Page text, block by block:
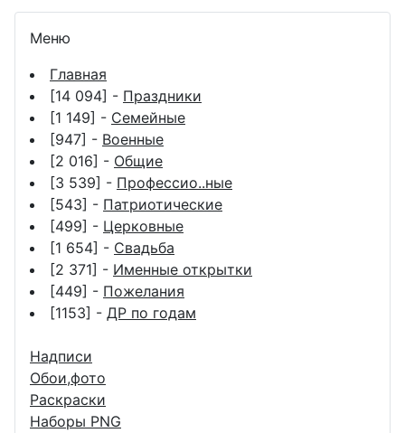
Меню
Главная
[14 094] - Праздники
[1 149] - Семейные
[947] - Военные
[2 016] - Общие
[3 539] - Профессио..ные
[543] - Патриотические
[499] - Церковные
[1 654] - Свадьба
[2 371] - Именные открытки
[449] - Пожелания
[1153] - ДР по годам
Надписи
Обои,фото
Раскраски
Наборы PNG